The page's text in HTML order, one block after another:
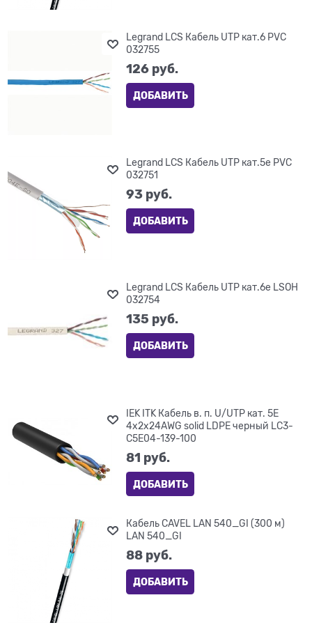
Legrand LCS Кабель UTP кат.6 PVC
032755
126 руб.
ДОБАВИТЬ
Legrand LCS Кабель UTP кат.5е PVC
032751
93 руб.
ДОБАВИТЬ
Legrand LCS Кабель UTP кат.6е LSOH
032754
135 руб.
ДОБАВИТЬ
IEK ITK Кабель в. п. U/UTP кат. 5E
4х2х24AWG solid LDPE черный LC3-
C5E04-139-100
81 руб.
ДОБАВИТЬ
Кабель CAVEL LAN 540_GI (300 м)
LAN 540_GI
88 руб.
ДОБАВИТЬ